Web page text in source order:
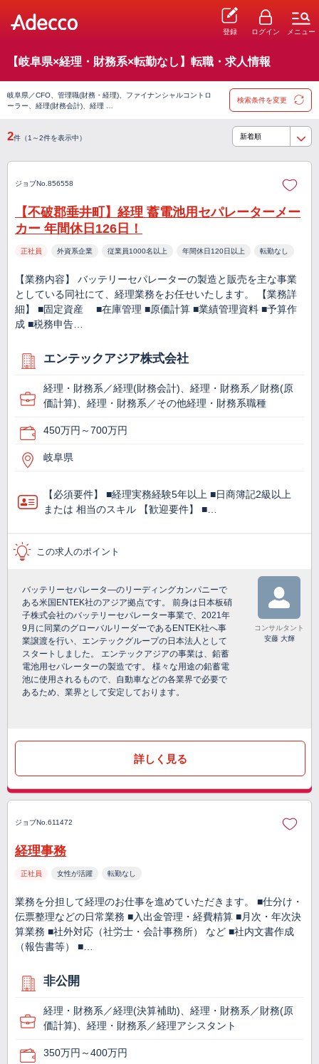
登録 ログイン メニュー
【岐阜県×経理・財務系×転勤なし】転職・求人情報
岐阜県／CFO、管理職(財務・経理)、ファイナンシャルコントロ
ーラー、経理(財務会計)、経理 …
検索条件を変更
2件（1～2件を表示中）
ジョブNo.856558
【不破郡垂井町】経理 蓄電池用セパレーターメー
カー 年間休日126日！
正社員 外資系企業 従業員1000名以上 年間休日120日以上 転勤なし
【業務内容】 バッテリーセパレーターの製造と販売を主な事業
としている同社にて、経理業務をお任せいたします。 【業務詳
細】 ■固定資産 ■在庫管理 ■原価計算 ■業績管理資料 ■予算作
成 ■税務申告…
エンテックアジア株式会社
経理・財務系／経理(財務会計)、経理・財務系／財務(原
価計算)、経理・財務系／その他経理・財務系職種
450万円～700万円
岐阜県
【必須要件】 ■経理実務経験5年以上 ■日商簿記2級以上
または 相当のスキル 【歓迎要件】 ■…
この求人のポイント
バッテリーセパレータ―のリーディングカンパニーで
ある米国ENTEK社のアジア拠点です。 前身は日本板硝
子株式会社のバッテリーセパレーター事業で、2021年
9月に同業のグローバルリーダーであるENTEK社へ事
業譲渡を行い、エンテックグループの日本法人として
スタートしました。 エンテックアジアの事業は、鉛蓄
電池用セパレーターの製造です。 様々な用途の鉛蓄電
池に使用されるもので、自動車などの各業界で必要で
あるため、業界として安定しております。
コンサルタント
安藤 大輝
詳しく見る
ジョブNo.611472
経理事務
正社員 女性が活躍 転勤なし
業務を分担して経理のお仕事を進めていただきます。 ■仕分け・
伝票整理などの日常業務 ■入出金管理・経費精算 ■月次・年次決
算業務 ■社外対応（社労士・会計事務所） など ■社内文書作成
（報告書等） ■…
非公開
経理・財務系／経理(決算補助)、経理・財務系／財務(原
価計算)、経理・財務系／経理アシスタント
350万円～400万円